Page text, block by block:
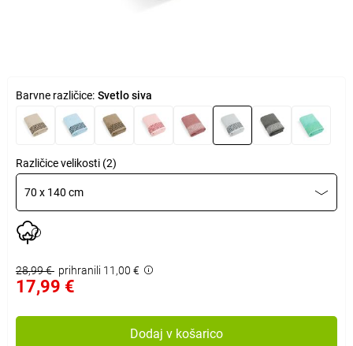
Barvne različice: Svetlo siva
Različice velikosti (2)
70 x 140 cm
28,99 € prihranili 11,00 €
17,99 €
Dodaj v košarico